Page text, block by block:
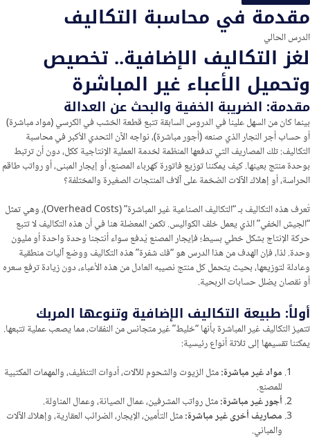
مقدمة في محاسبة التكاليف
الدرس الحالي
لغز التكاليف الإضافية.. تخصيص
وتحميل الأعباء غير المباشرة
مقدمة: الضريبة الخفية والبحث عن العدالة
بينما كان من السهل علينا في الدروس السابقة تتبع قطعة الخشب في الكرسي (مواد مباشرة)
أو حساب أجر النجار الذي صنعه (أجور مباشرة)، نواجه الآن التحدي الأكبر في محاسبة
التكاليف: تلك المصاريف التي تدفعها المنظمة لخدمة العملية الإنتاجية ككل، دون أن ترتبط
بوحدة منتج بعينها. كيف يمكننا توزيع فاتورة كهرباء المصنع، أو إيجار المبنى، أو رواتب طاقم
الحراسة، أو إهلاك الآلات الضخمة على آلاف المنتجات الصغيرة والمختلفة؟
تُعرف هذه التكاليف بـ “التكاليف الصناعية غير المباشرة” (Overhead Costs)، وهي تمثل
“الجيش الخفي” الذي يعمل خلف الكواليس. تكمن المعضلة هنا في أن هذه التكاليف لا تتبع
حركة الإنتاج بشكل خطي بسيط؛ فإيجار المصنع يُدفع سواء أنتجنا وحدة واحدة أو مليون
وحدة. لذا، فإن الهدف من هذا الدرس هو “فك شفرة” هذه التكاليف ووضع آليات منطقية
وعادلة لتوزيعها، بحيث يتحمل كل منتج نصيبه العادل من هذه الأعباء، دون زيادة ترفع سعره
أو نقصان يضلل حسابات الربحية.
أولاً: طبيعة التكاليف الإضافية وتنوعها المربك
تتميز التكاليف غير المباشرة بأنها “خليط” غير متجانس من النفقات، مما يصعب عملية تتبعها.
يمكننا تقسيمها إلى ثلاثة أنواع رئيسية:
مواد غير مباشرة:مثل الزيوت والشحوم للآلات، أدوات التنظيف، والمهمات المكتبية
للمصنع.
أجور غير مباشرة:مثل رواتب المشرفين، عمال الصيانة، وعمال المناولة.
مصاريف أخرى غير مباشرة:مثل التأمين، الإيجار، الضرائب العقارية، وإهلاك الآلات
والمباني.